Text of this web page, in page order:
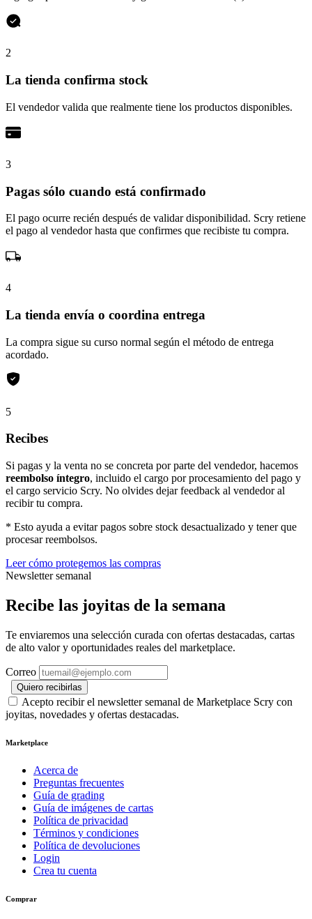
2
La tienda confirma stock
El vendedor valida que realmente tiene los productos disponibles.
3
Pagas sólo cuando está confirmado
El pago ocurre recién después de validar disponibilidad. Scry retiene
el pago al vendedor hasta que confirmes que recibiste tu compra.
4
La tienda envía o coordina entrega
La compra sigue su curso normal según el método de entrega
acordado.
5
Recibes
Si pagas y la venta no se concreta por parte del vendedor, hacemos
reembolso íntegro, incluido el cargo por procesamiento del pago y
el cargo servicio Scry. No olvides dejar feedback al vendedor al
recibir tu compra.
* Esto ayuda a evitar pagos sobre stock desactualizado y tener que
procesar reembolsos.
Leer cómo protegemos las compras
Newsletter semanal
Recibe las joyitas de la semana
Te enviaremos una selección curada con ofertas destacadas, cartas
de alto valor y oportunidades reales del marketplace.
Correo
Quiero recibirlas
Acepto recibir el newsletter semanal de Marketplace Scry con
joyitas, novedades y ofertas destacadas.
Marketplace
Acerca de
Preguntas frecuentes
Guía de grading
Guía de imágenes de cartas
Política de privacidad
Términos y condiciones
Política de devoluciones
Login
Crea tu cuenta
Comprar